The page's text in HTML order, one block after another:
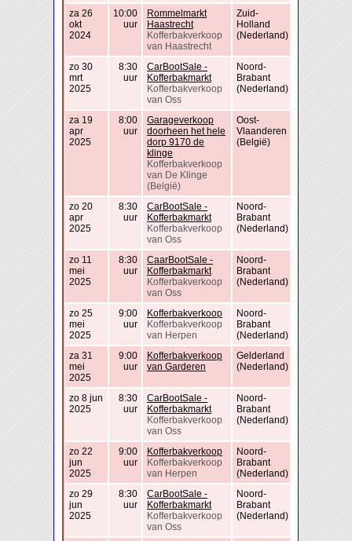
za 26
okt
2024
10:00
uur
Rommelmarkt
Haastrecht
Kofferbakverkoop
van Haastrecht
Zuid-
Holland
(Nederland)
zo 30
mrt
2025
8:30
uur
CarBootSale -
Kofferbakmarkt
Kofferbakverkoop
van Oss
Noord-
Brabant
(Nederland)
za 19
apr
2025
8:00
uur
Garageverkoop
doorheen het hele
dorp 9170 de
klinge
Kofferbakverkoop
van De Klinge
(België)
Oost-
Vlaanderen
(België)
zo 20
apr
2025
8:30
uur
CarBootSale -
Kofferbakmarkt
Kofferbakverkoop
van Oss
Noord-
Brabant
(Nederland)
zo 11
mei
2025
8:30
uur
CaarBootSale -
Kofferbakmarkt
Kofferbakverkoop
van Oss
Noord-
Brabant
(Nederland)
zo 25
mei
2025
9:00
uur
Kofferbakverkoop
Kofferbakverkoop
van Herpen
Noord-
Brabant
(Nederland)
za 31
mei
2025
9:00
uur
Kofferbakverkoop
van Garderen
Gelderland
(Nederland)
zo 8 jun
2025
8:30
uur
CarBootSale -
Kofferbakmarkt
Kofferbakverkoop
van Oss
Noord-
Brabant
(Nederland)
zo 22
jun
2025
9:00
uur
Kofferbakverkoop
Kofferbakverkoop
van Herpen
Noord-
Brabant
(Nederland)
zo 29
jun
2025
8:30
uur
CarBootSale -
Kofferbakmarkt
Kofferbakverkoop
van Oss
Noord-
Brabant
(Nederland)